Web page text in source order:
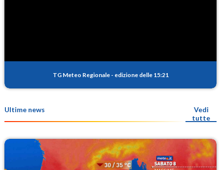
TG Meteo Regionale - edizione delle 15:21
Ultime news
Vedi
tutte